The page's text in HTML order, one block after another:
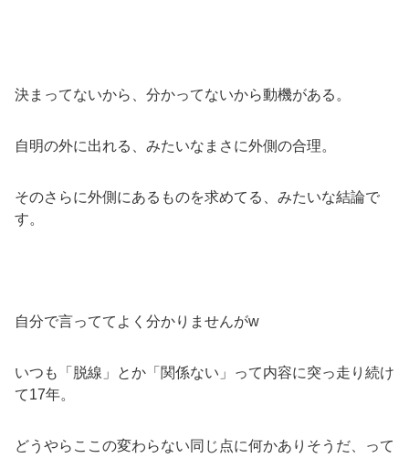
決まってないから、分かってないから動機がある。
自明の外に出れる、みたいなまさに外側の合理。
そのさらに外側にあるものを求めてる、みたいな結論で
す。
自分で言っててよく分かりませんがw
いつも「脱線」とか「関係ない」って内容に突っ走り続け
て17年。
どうやらここの変わらない同じ点に何かありそうだ、って